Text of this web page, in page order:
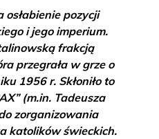
osłabienie pozycji
i jego imperium.
frakcją
przegrała w grze o
1956 r. Skłoniło to
(m.in. Tadeusza
zorganizowania
katolików świeckich.